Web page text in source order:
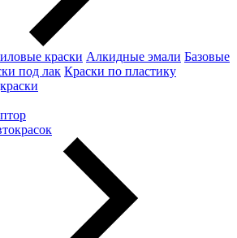
краски Алкидные эмали Базовые
под лак Краски по пластику